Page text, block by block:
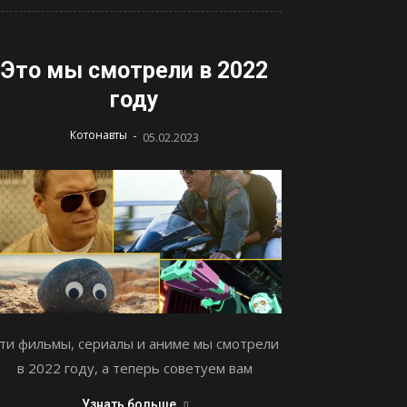
Это мы смотрели в 2022
году
Котонавты - 05.02.2023
фильмы, сериалы и аниме мы смотрели
в 2022 году, а теперь советуем вам